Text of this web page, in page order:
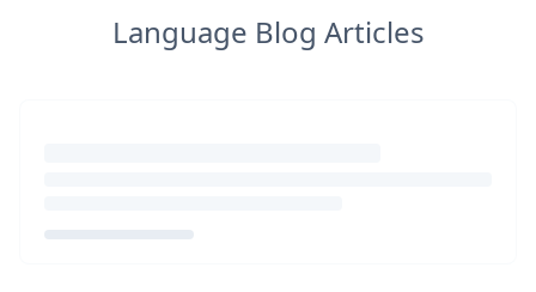
Language Blog Articles